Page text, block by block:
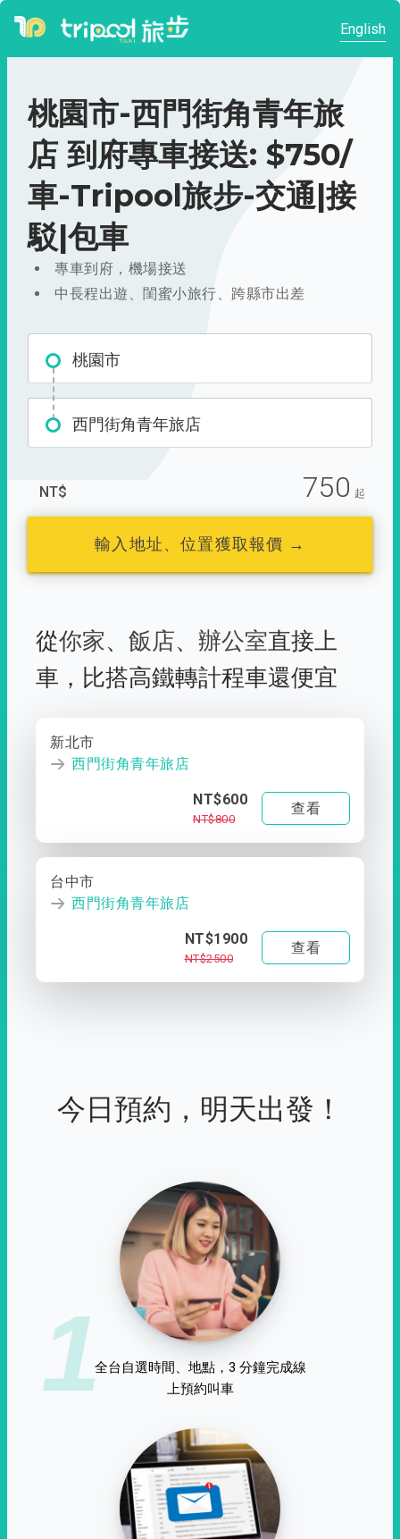
English
桃園市-西門街角青年旅
店 到府專車接送: $750/
車-Tripool旅步-交通|接
駁|包車
專車到府，機場接送
中長程出遊、閨蜜小旅行、跨縣市出差
桃園市
西門街角青年旅店
NT$ 750 起
輸入地址、位置獲取報價 →
從你家、 飯店、 辦公室直接上
車， 比搭高鐵轉計程車還便宜
新北市
西門街角青年旅店
NT$600
NT$800
查看
台中市
西門街角青年旅店
NT$1900
NT$2500
查看
今日預約，明天出發！
1全台自選時間、地點，3 分鐘完成線
上預約叫車